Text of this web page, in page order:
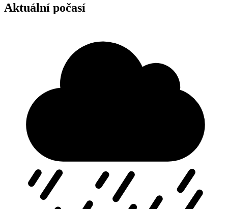
Aktuální počasí